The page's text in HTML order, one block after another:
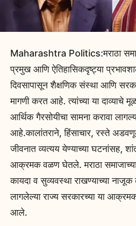
Maharashtra Politics:मराठा समाज
प्रमुख आणि ऐतिहासिकदृष्ट्या
दिवसापासून शैक्षणिक संस्था आणि
मागणी करत आहे. त्यांच्या या दाव्याचे
आर्थिक गैरसोयीचा सामना करावा
आहे.कालांतराने, हिंसाचार, रस्ते
जीवनात व्यत्यय येण्याच्या घटनांसह,
आक्रमक वळण घेतले. मराठा समाजाच्या
कायदा व सुव्यवस्था राखण्याच्या नाजूक
लागलेल्या राज्य सरकारच्या या
आले.